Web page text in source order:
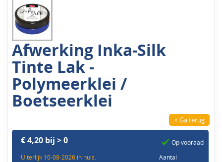
Afwerking Inka-Silk
Tinte Lak -
Polymeerklei /
Boetseerklei
< Ga terug
€ 4,20 bij > 0
Uiterlijk 10-08-2026 in huis.
Op vooraad
Aantal